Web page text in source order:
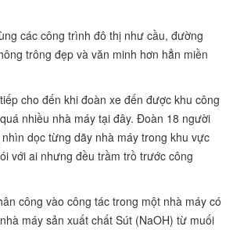
các công trình đô thị như cầu, đường
trông đẹp và văn minh hơn hẳn miền
cho đến khi đoàn xe đến được khu công
nhiều nhà máy tại đây. Đoàn 18 người
dọc từng dãy nhà máy trong khu vực
với ai nhưng đều trầm trồ trước công
công vào công tác trong một nhà máy có
máy sản xuất chất Sút (NaOH) từ muối